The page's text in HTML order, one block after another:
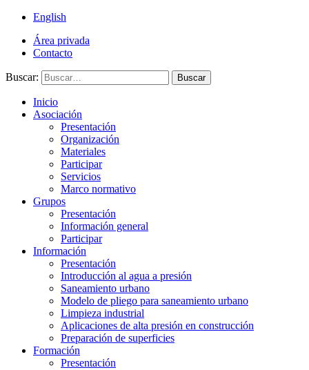
English
Área privada
Contacto
Buscar: Buscar
Inicio
Asociación
Presentación
Organización
Materiales
Participar
Servicios
Marco normativo
Grupos
Presentación
Información general
Participar
Información
Presentación
Introducción al agua a presión
Saneamiento urbano
Modelo de pliego para saneamiento urbano
Limpieza industrial
Aplicaciones de alta presión en construcción
Preparación de superficies
Formación
Presentación